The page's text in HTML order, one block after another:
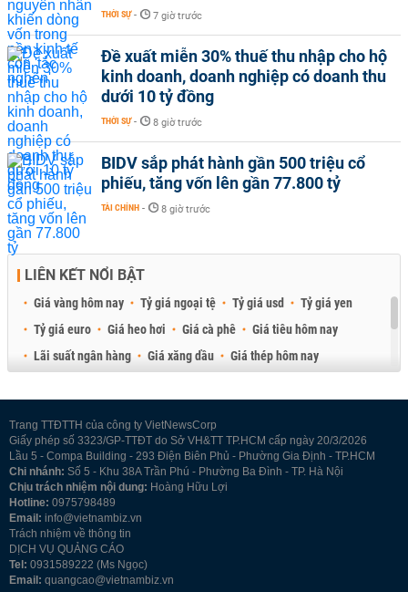
THỜI SỰ - 7 giờ trước
Đề xuất miễn 30% thuế thu nhập cho hộ
kinh doanh, doanh nghiệp có doanh thu
dưới 10 tỷ đồng
THỜI SỰ - 8 giờ trước
BIDV sắp phát hành gần 500 triệu cổ
phiếu, tăng vốn lên gần 77.800 tỷ
TÀI CHÍNH - 8 giờ trước
LIÊN KẾT NỔI BẬT
Giá vàng hôm nay Tỷ giá ngoại tệ Tỷ giá usd
Tỷ giá yen
Tỷ giá euro
Giá heo hơi Giá cà phê
Giá tiêu hôm nay
Lãi suất ngân hàng
Giá xăng dầu
Giá thép hôm nay
Trang TTĐTTH của công ty VietNewsCorp
Giấy phép số 3323/GP-TTĐT do Sở VH&TT TP.HCM cấp ngày 20/3/2026
Lầu 5 - Compa Building - 293 Điện Biên Phủ - Phường Gia Định - TP.HCM
Chi nhánh: Số 5 - Khu 38A Trần Phú - Phường Ba Đình - TP. Hà Nội
Chịu trách nhiệm nội dung: Hoàng Hữu Lợi
Hotline: 0975798489
Email: info@vietnambiz.vn
Trách nhiệm về thông tin
DỊCH VỤ QUẢNG CÁO
Tel: 0931589222 (Ms Ngọc)
Email: quangcao@vietnambiz.vn